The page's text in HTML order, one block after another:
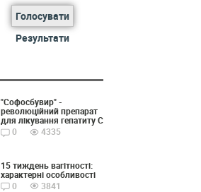
Голосувати
Результати
"Софосбувир" -
революційний препарат
для лікування гепатиту С
0
4335
15 тиждень вагітності:
характерні особливості
0
3841